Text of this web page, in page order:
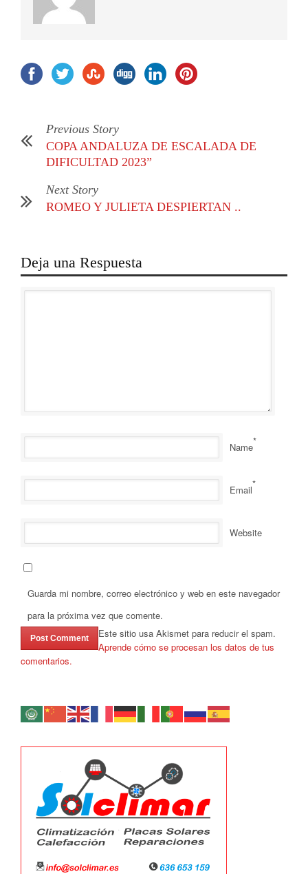
Previous Story
COPA ANDALUZA DE ESCALADA DE
DIFICULTAD 2023”
Next Story
ROMEO Y JULIETA DESPIERTAN ..
Deja una Respuesta
Name*
Email*
Website
Guarda mi nombre, correo electrónico y web en este navegador
para la próxima vez que comente.
Este sitio usa Akismet para reducir el spam.
Aprende cómo se procesan los datos de tus
comentarios.